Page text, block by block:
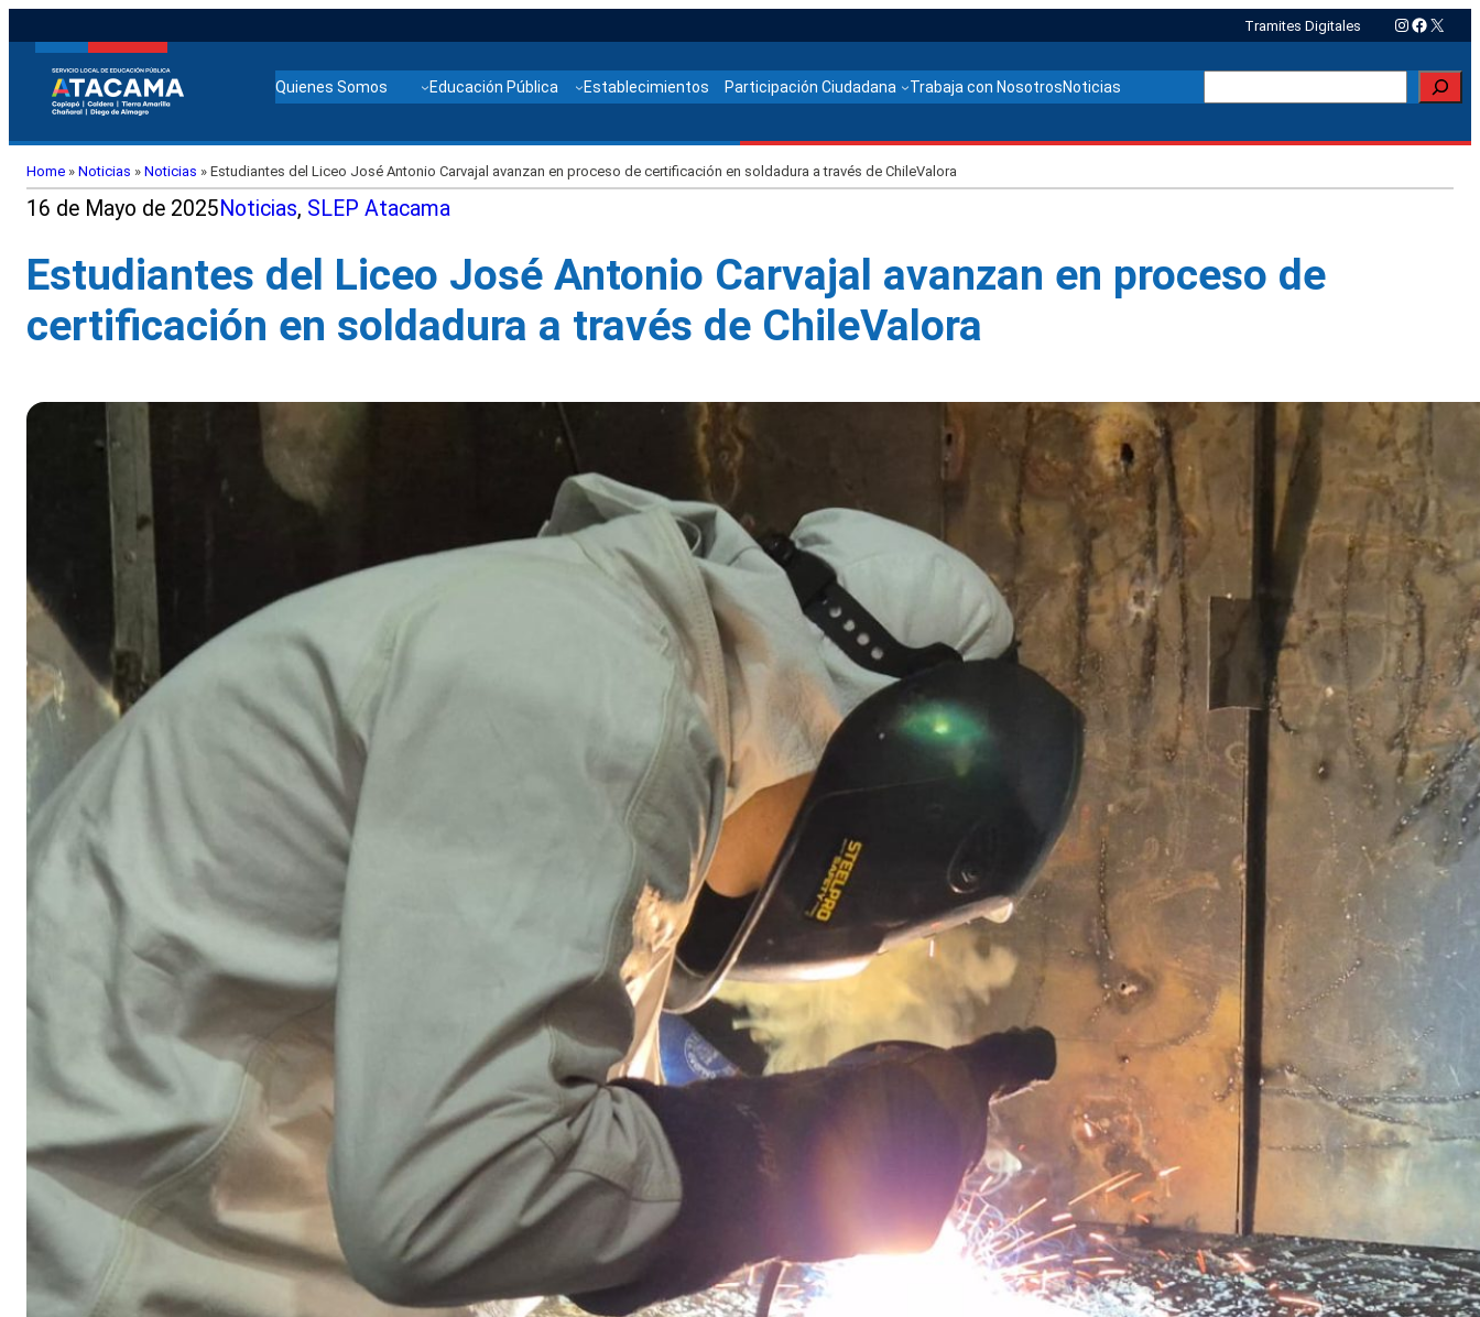
Tramites Digitales Instagram
X
Quienes Somos Educación Pública Establecimientos Participación Ciudadana Trabaja con NosotrosNoticias
Home » Noticias » Noticias » Estudiantes del Liceo José Antonio Carvajal avanzan en proceso de certificación en soldadura a través de ChileValora
16 de Mayo de 2025Noticias, SLEP Atacama
Estudiantes del Liceo José Antonio Carvajal avanzan en proceso de
certificación en soldadura a través de ChileValora
Otras noticias relacionadas
Escuela Pedro León Gallo celebró 70
años de historia, identidad y
compromiso con la educación pública
Escuela Abraham Sepúlveda Pizarro
realizó primera Expo Liceos para orientar
trayectorias educativas
Escuela Las Canteras celebró 161 años
de historia y compromiso con la